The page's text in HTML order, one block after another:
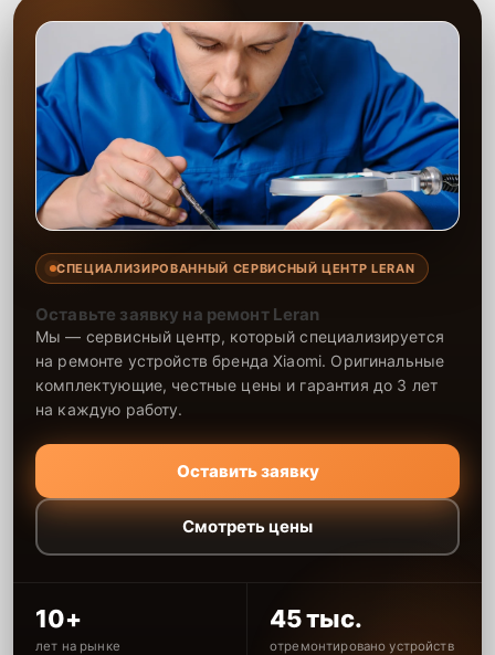
СПЕЦИАЛИЗИРОВАННЫЙ СЕРВИСНЫЙ ЦЕНТР LERAN
Оставьте заявку на ремонт Leran
Мы — сервисный центр, который специализируется
на ремонте устройств бренда Xiaomi. Оригинальные
комплектующие, честные цены и гарантия до 3 лет
на каждую работу.
Оставить заявку
Смотреть цены
10+
лет на рынке
45 тыс.
отремонтировано устройств